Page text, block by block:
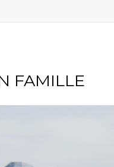
FAMILLE